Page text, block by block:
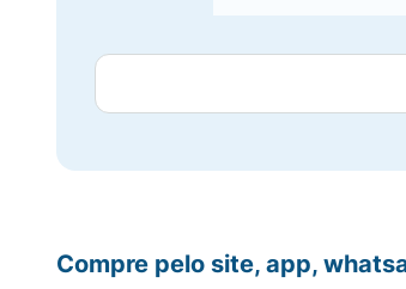
Compre pelo site, app,